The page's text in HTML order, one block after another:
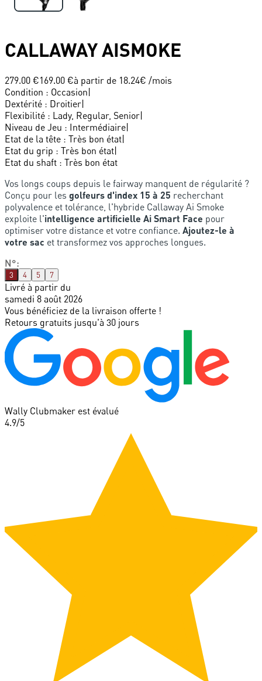
CALLAWAYAISMOKE
279.00 €169.00 €à partir de 18.24€ /mois
Condition : Occasion|
Dextérité : Droitier|
Flexibilité : Lady, Regular, Senior|
Niveau de Jeu : Intermédiaire|
Etat de la tête : Très bon état|
Etat du grip : Très bon état|
Etat du shaft : Très bon état
Vos longs coups depuis le fairway manquent de régularité ?
Conçu pour les golfeurs d'index 15 à 25 recherchant
polyvalence et tolérance, l'hybride Callaway Ai Smoke
exploite l'intelligence artificielle Ai Smart Face pour
optimiser votre distance et votre confiance. Ajoutez-le à
votre sac et transformez vos approches longues.
N°:
3 4 5 7
Livré à partir du
samedi 8 août 2026
Vous bénéficiez de la livraison offerte !
Retours gratuits jusqu'à 30 jours
Wally Clubmaker est évalué
4.9/5